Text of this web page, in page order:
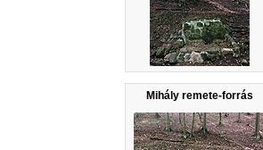
Mihály remete-forrás